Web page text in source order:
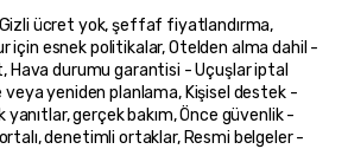
ücret yok, şeffaf fiyatlandırma,
için esnek politikalar, Otelden alma dahil -
Hava durumu garantisi - Uçuşlar iptal
yeniden planlama, Kişisel destek -
gerçek bakım, Önce güvenlik -
denetimli ortaklar, Resmi belgeler -